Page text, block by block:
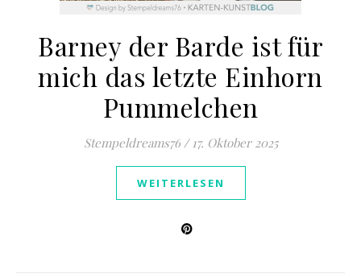
Barney der Barde ist für
mich das letzte Einhorn
Pummelchen
Stempeldreams76 / 17. Oktober 2025
WEITERLESEN